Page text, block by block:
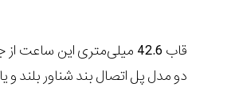
قاب 42.6 میلی‌متری این
دو مدل پل اتصال بند شناور بلند و